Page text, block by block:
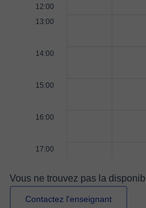
12:00
13:00
14:00
15:00
16:00
17:00
Vous ne trouvez pas la
Contactez l'enseignant